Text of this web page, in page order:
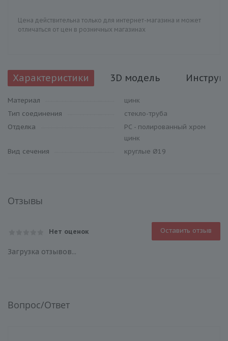
Цена действительна только для интернет-магазина и может
отличаться от цен в розничных магазинах
Характеристики 3D модель
Материал
цинк
Тип соединения
стекло-труба
Отделка
PC - полированный хром
цинк
Вид сечения
круглые Ø19
Отзывы
Нет оценок Оставить отзыв
Загрузка отзывов...
Вопрос/Ответ